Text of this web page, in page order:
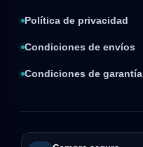
Política de privacidad
Condiciones de envíos
Condiciones de garantía